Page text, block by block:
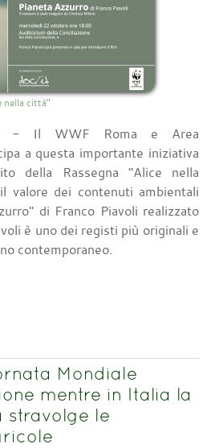
nella città"
Il WWF Roma e Area
a questa importante iniziativa
della Rassegna "Alice nella
valore dei contenuti ambientali
di Franco Piavoli realizzato
è uno dei registi più originali e
contemporaneo.
Mondiale
mentre in Italia la
stravolge le